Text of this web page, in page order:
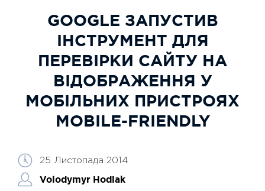
GOOGLE ЗАПУСТИВ
ІНСТРУМЕНТ ДЛЯ
ПЕРЕВІРКИ САЙТУ НА
ВІДОБРАЖЕННЯ У
МОБІЛЬНИХ ПРИСТРОЯХ
MOBILE-FRIENDLY
25 Листопада 2014
Volodymyr Hodiak